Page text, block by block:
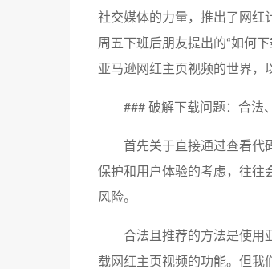
社交媒体的力量，推出了网红
周五下班后朋友提出的“如何
亚马逊网红主页视频的世界，
### 破解下载问题：合法
首先关于直接通过查看代
保护和用户体验的考虑，往往
风险。
合法且推荐的方法是使用
载网红主页视频的功能。但我